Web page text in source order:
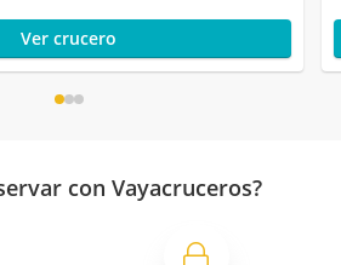
Ver crucero
con Vayacruceros?